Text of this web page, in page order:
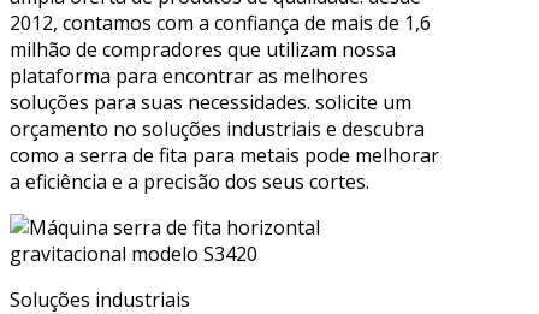
2012, contamos com a confiança de mais de 1,6
milhão de compradores que utilizam nossa
plataforma para encontrar as melhores
soluções para suas necessidades. solicite um
orçamento no soluções industriais e descubra
como a serra de fita para metais pode melhorar
a eficiência e a precisão dos seus cortes.
Soluções industriais